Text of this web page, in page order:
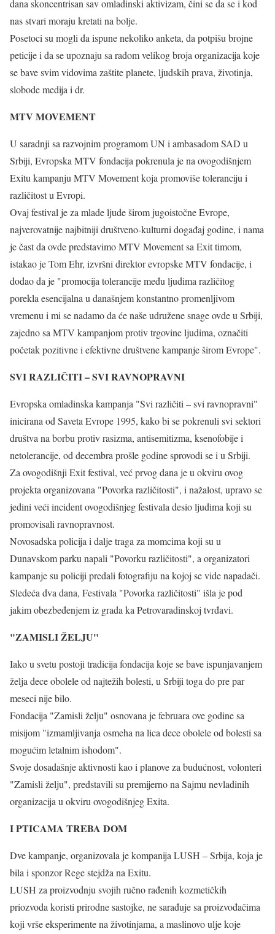
dana skoncentrisan sav omladinski aktivizam, čini se da se i kod
nas stvari moraju kretati na bolje.
Posetoci su mogli da ispune nekoliko anketa, da potpišu brojne
peticije i da se upoznaju sa radom velikog broja organizacija koje
se bave svim vidovima zaštite planete, ljudskih prava, životinja,
slobode medija i dr.
MTV MOVEMENT
U saradnji sa razvojnim programom UN i ambasadom SAD u
Srbiji, Evropska MTV fondacija pokrenula je na ovogodišnjem
Exitu kampanju MTV Movement koja promoviše toleranciju i
različitost u Evropi.
Ovaj festival je za mlade ljude širom jugoistočne Evrope,
najverovatnije najbitniji društveno-kulturni događaj godine, i nama
je čast da ovde predstavimo MTV Movement sa Exit timom,
istakao je Tom Ehr, izvršni direktor evropske MTV fondacije, i
dodao da je "promocija tolerancije među ljudima različitog
porekla esencijalna u današnjem konstantno promenljivom
vremenu i mi se nadamo da će naše udružene snage ovde u Srbiji,
zajedno sa MTV kampanjom protiv trgovine ljudima, označiti
početak pozitivne i efektivne društvene kampanje širom Evrope".
SVI RAZLIČITI – SVI RAVNOPRAVNI
Evropska omladinska kampanja "Svi različiti – svi ravnopravni"
inicirana od Saveta Evrope 1995, kako bi se pokrenuli svi sektori
društva na borbu protiv rasizma, antisemitizma, ksenofobije i
netolerancije, od decembra prošle godine sprovodi se i u Srbiji.
Za ovogodišnji Exit festival, već prvog dana je u okviru ovog
projekta organizovana "Povorka različitosti", i nažalost, upravo se
jedini veći incident ovogodišnjeg festivala desio ljudima koji su
promovisali ravnopravnost.
Novosadska policija i dalje traga za momcima koji su u
Dunavskom parku napali "Povorku različitosti", a organizatori
kampanje su policiji predali fotografiju na kojoj se vide napadači.
Sledeća dva dana, Festivala "Povorka različitosti" išla je pod
jakim obezbeđenjem iz grada ka Petrovaradinskoj tvrđavi.
"ZAMISLI ŽELJU"
Iako u svetu postoji tradicija fondacija koje se bave ispunjavanjem
želja dece obolele od najtežih bolesti, u Srbiji toga do pre par
meseci nije bilo.
Fondacija "Zamisli želju" osnovana je februara ove godine sa
misijom "izmamljivanja osmeha na lica dece obolele od bolesti sa
mogućim letalnim ishodom".
Svoje dosadašnje aktivnosti kao i planove za budućnost, volonteri
"Zamisli želju", predstavili su premijerno na Sajmu nevladinih
organizacija u okviru ovogodišnjeg Exita.
I PTICAMA TREBA DOM
Dve kampanje, organizovala je kompanija LUSH – Srbija, koja je
bila i sponzor Rege stejdža na Exitu.
LUSH za proizvodnju svojih ručno rađenih kozmetičkih
priozvoda koristi prirodne sastojke, ne sarađuje sa proizvođačima
koji vrše eksperimente na životinjama, a maslinovo ulje koje